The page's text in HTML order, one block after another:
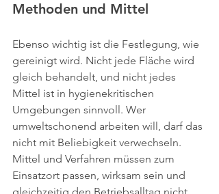
Methoden und Mittel
Ebenso wichtig ist die Festlegung, wie
gereinigt wird. Nicht jede Fläche wird
gleich behandelt, und nicht jedes
Mittel ist in hygienekritischen
Umgebungen sinnvoll. Wer
umweltschonend arbeiten will, darf das
nicht mit Beliebigkeit verwechseln.
Mittel und Verfahren müssen zum
Einsatzort passen, wirksam sein und